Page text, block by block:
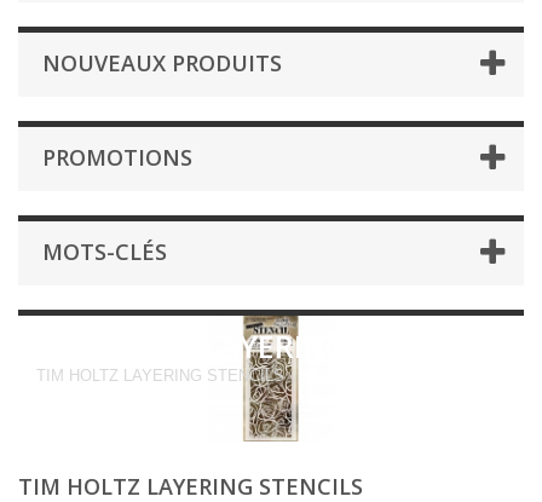
NOUVEAUX PRODUITS
PROMOTIONS
MOTS-CLÉS
TIM HOLTZ LAYERING STENCILS
TIM HOLTZ LAYERING STENCILS
TIM HOLTZ LAYERING STENCILS